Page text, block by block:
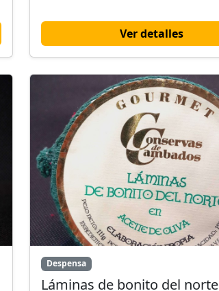
Ver detalles
Despensa
Láminas de bonito del norte